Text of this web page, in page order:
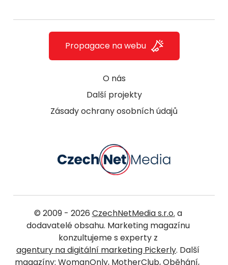
O nás
Další projekty
Zásady ochrany osobních údajů
Propagace na webu
© 2009 - 2026 CzechNetMedia s.r.o. a
dodavatelé obsahu. Marketing magazínu
konzultujeme s experty z
agentury na digitální marketing Pickerly. Další
magazíny: WomanOnly, MotherClub,Oběhání,